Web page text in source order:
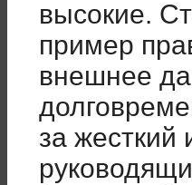
высокие.
пример
внешнее
за жесткий